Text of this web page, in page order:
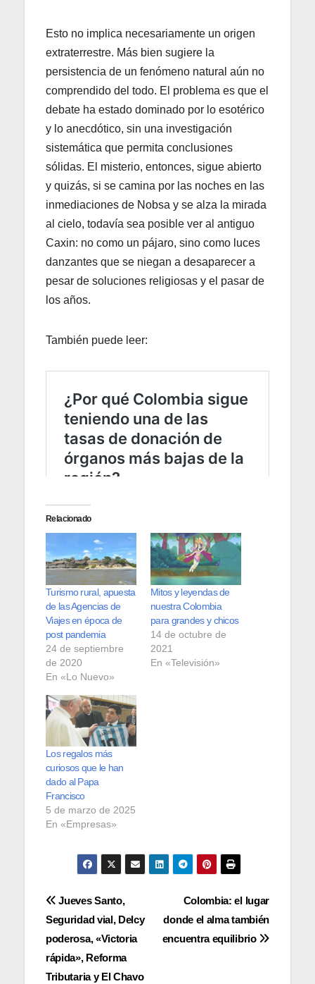
Esto no implica necesariamente un origen
extraterrestre. Más bien sugiere la
persistencia de un fenómeno natural aún no
comprendido del todo. El problema es que el
debate ha estado dominado por lo esotérico
y lo anecdótico, sin una investigación
sistemática que permita conclusiones
sólidas. El misterio, entonces, sigue abierto
y quizás, si se camina por las noches en las
inmediaciones de Nobsa y se alza la mirada
al cielo, todavía sea posible ver al antiguo
Caxin: no como un pájaro, sino como luces
danzantes que se niegan a desaparecer a
pesar de soluciones religiosas y el pasar de
los años.
También puede leer:
Relacionado
Turismo rural, apuesta
de las Agencias de
Viajes en época de
post pandemia
24 de septiembre
de 2020
En «Lo Nuevo»
Mitos y leyendas de
nuestra Colombia
para grandes y chicos
14 de octubre de
2021
En «Televisión»
Los regalos más
curiosos que le han
dado al Papa
Francisco
5 de marzo de 2025
En «Empresas»
Navegación
de
entradas
Colombia: el lugar
donde el alma también
encuentra equilibrio
Jueves Santo,
Seguridad vial, Delcy
poderosa, «Victoria
rápida», Reforma
Tributaria y El Chavo